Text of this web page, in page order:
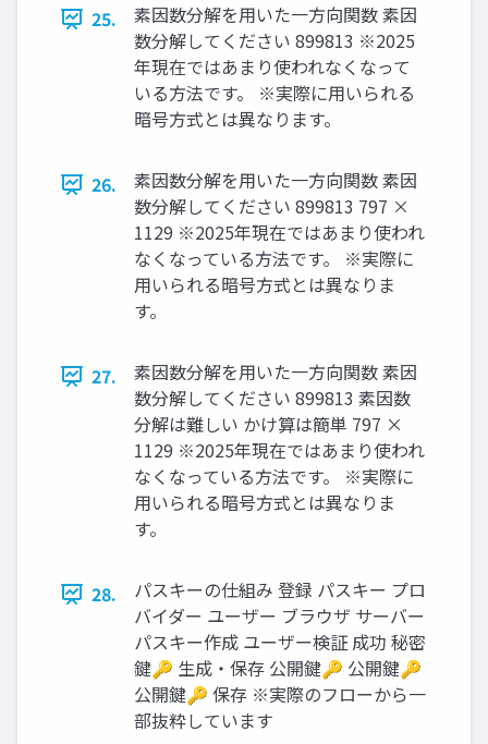
25.
素因数分解を用いた一方向関数 素因
数分解してください 899813 ※2025
年現在ではあまり使われなくなって
いる方法です。 ※実際に用いられる
暗号方式とは異なります。
26.
素因数分解を用いた一方向関数 素因
数分解してください 899813 797 ×
1129 ※2025年現在ではあまり使われ
なくなっている方法です。 ※実際に
用いられる暗号方式とは異なりま
す。
27.
素因数分解を用いた一方向関数 素因
数分解してください 899813 素因数
分解は難しい かけ算は簡単 797 ×
1129 ※2025年現在ではあまり使われ
なくなっている方法です。 ※実際に
用いられる暗号方式とは異なりま
す。
28.
パスキーの仕組み 登録 パスキー プロ
バイダー ユーザー ブラウザ サーバー
パスキー作成 ユーザー検証 成功 秘密
鍵🔑 生成・保存 公開鍵🔑 公開鍵🔑
公開鍵🔑 保存 ※実際のフローから一
部抜粋しています